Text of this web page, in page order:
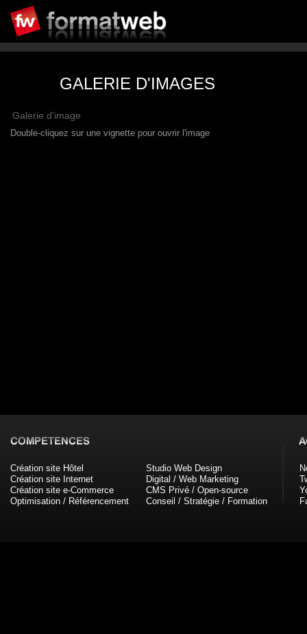
GALERIE D'IMAGES
Galerie d'image
Double-cliquez sur une vignette pour ouvrir l'image
Création site Hôtel
Création site Internet
Création site e-Commerce
Optimisation / Référencement
Studio Web Design
Digital / Web Marketing
CMS Privé / Open-source
Conseil / Stratégie / Formation